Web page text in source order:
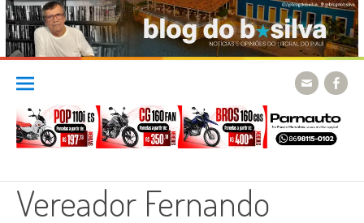
Skip
content
Vereador Fernando